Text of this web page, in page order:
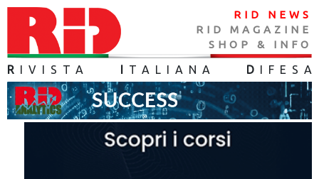
RID NEWS
RID MAGAZINE
SHOP & INFO
R IVISTA TALIANA D IFES A